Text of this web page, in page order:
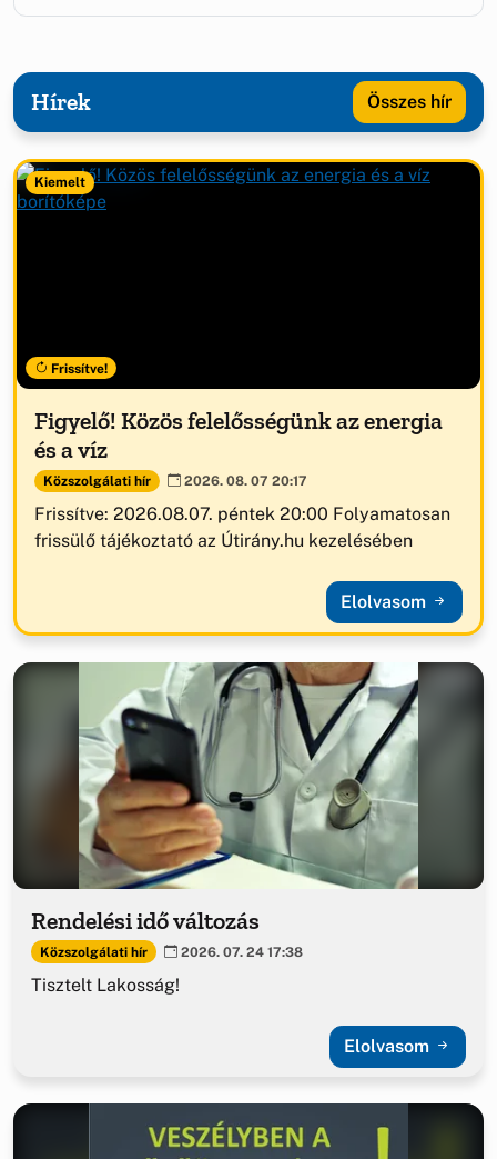
Hírek Összes hír
Kiemelt
Frissítve!
Figyelő! Közös felelősségünk az energia
és a víz
Közszolgálati hír 2026. 08. 07 20:17
Frissítve: 2026.08.07. péntek 20:00 Folyamatosan
frissülő tájékoztató az Útirány.hu kezelésében
Elolvasom
Rendelési idő változás
Közszolgálati hír 2026. 07. 24 17:38
Tisztelt Lakosság!
Elolvasom